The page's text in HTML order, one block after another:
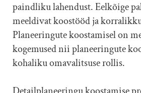
paindliku lahendust. Eelkõige
meeldivat koostööd ja
Planeeringute koostamisel on
kogemused nii planeeringute
kohaliku omavalitsuse rollis.